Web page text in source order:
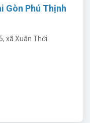
Gòn Phú Thịnh
xã Xuân Thới